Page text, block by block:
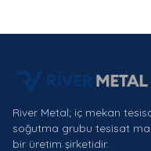
River Metal; iç mekan
soğutma grubu tesisat
bir üretim şirketidir.